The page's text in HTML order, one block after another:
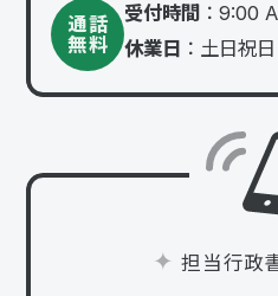
通話
無料
受付時間 ：9:00
休業日 ：土日祝日
担当行政